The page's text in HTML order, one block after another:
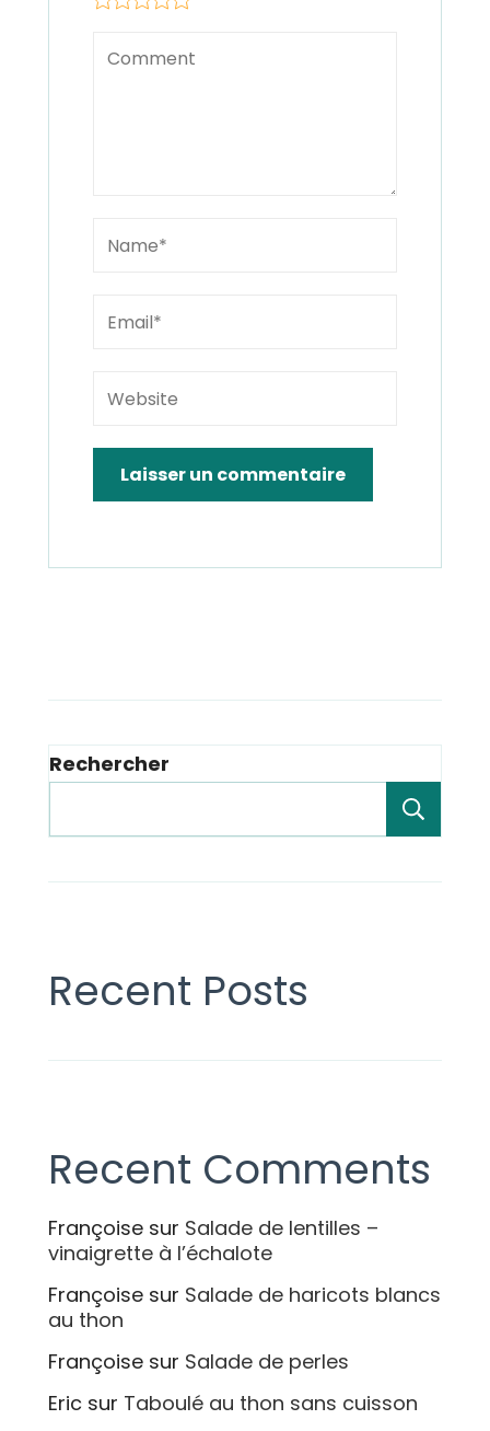
Rechercher
Recent Posts
Recent Comments
Françoise sur Salade de lentilles –
vinaigrette à l’échalote
Françoise sur Salade de haricots blancs
au thon
Françoise sur Salade de perles
Eric sur Taboulé au thon sans cuisson